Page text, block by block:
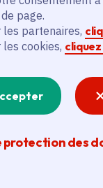
page.
les partenaires,
cookies,
protection des
Agriculture
périurbaine
demandez